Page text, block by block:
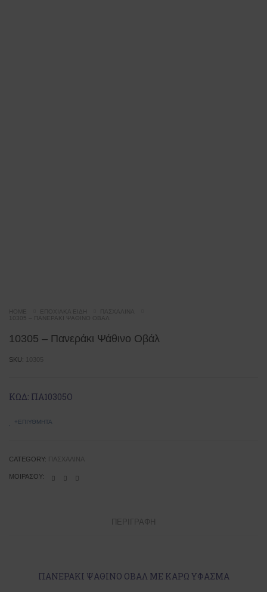
HOME ΕΠΟΧΙΑΚΆ ΕΊΔΗ
ΠΑΣΧΑΛΙΝΆ
10305 – ΠΑΝΕΡΆΚΙ ΨΆΘΙΝΟ ΟΒΆΛ
10305 – Πανεράκι Ψάθινο Οβάλ
SKU: 10305
ΚΩΔ: ΠΑ10305Ο
+ΕΠΙΥΘΜΗΤΆ
CATEGORY: ΠΑΣΧΑΛΙΝΆ
ΜΟΙΡΆΣΟΥ:
ΠΕΡΙΓΡΑΦΉ
ΠΑΝΕΡΑΚΙ ΨΑΘΙΝΟ ΟΒΑΛ ΜΕ ΚΑΡΩ ΥΦΑΣΜΑ